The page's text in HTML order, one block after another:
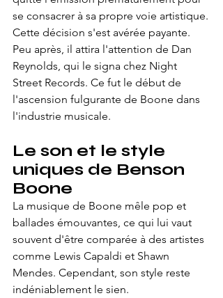
se consacrer à sa propre voie artistique.
Cette décision s'est avérée payante.
Peu après, il attira l'attention de Dan
Reynolds, qui le signa chez Night
Street Records. Ce fut le début de
l'ascension fulgurante de Boone dans
l'industrie musicale.
Le son et le style
uniques de Benson
Boone
La musique de Boone mêle pop et
ballades émouvantes, ce qui lui vaut
souvent d'être comparée à des artistes
comme Lewis Capaldi et Shawn
Mendes. Cependant, son style reste
indéniablement le sien.